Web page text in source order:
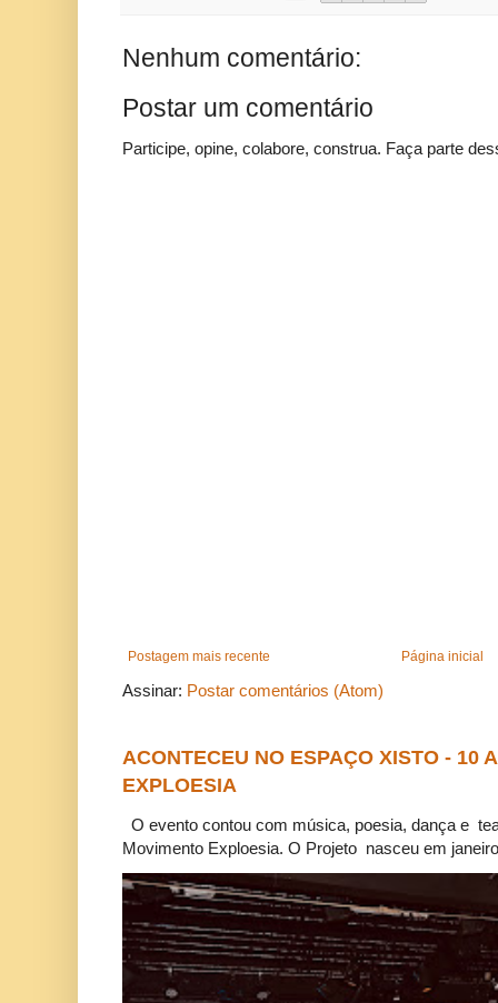
Nenhum comentário:
Postar um comentário
Participe, opine, colabore, construa. Faça parte
Postagem mais recente Página inicial
Assinar: Postar comentários (Atom)
ACONTECEU NO ESPAÇO XISTO - 10
EXPLOESIA
O evento contou com música, poesia, dança e
Movimento Exploesia. O Projeto nasceu em